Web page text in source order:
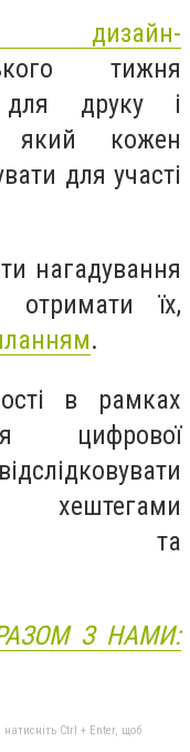
тижня
для друку і
який кожен
для участі
нагадування
їх,
.
в рамках
цифрової
та
З НАМИ:
Ctrl + Enter, щоб